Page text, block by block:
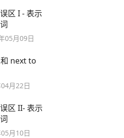
区 I - 表示
05月09日
next to
月22日
区 II- 表示
月10日